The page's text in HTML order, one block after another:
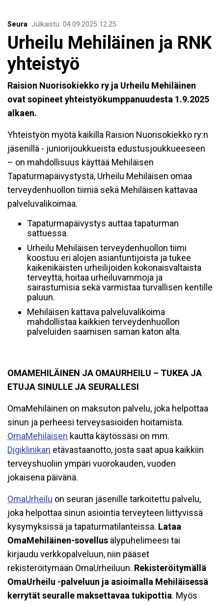
Seura Julkaistu: 04.09.2025 12.25
Urheilu Mehiläinen ja RNK
yhteistyö
Raision Nuorisokiekko ry ja Urheilu Mehiläinen
ovat sopineet yhteistyökumppanuudesta 1.9.2025
alkaen.
Yhteistyön myötä kaikilla Raision Nuorisokiekko ry:n
jäsenillä - juniorijoukkueista edustusjoukkueeseen
– on mahdollisuus käyttää Mehiläisen
Tapaturmapäivystystä, Urheilu Mehiläisen omaa
terveydenhuollon tiimiä sekä Mehiläisen kattavaa
palveluvalikoimaa.
Tapaturmapäivystys auttaa tapaturman
sattuessa.
Urheilu Mehiläisen terveydenhuollon tiimi
koostuu eri alojen asiantuntijoista ja tukee
kaikenikäisten urheilijoiden kokonaisvaltaista
terveyttä, hoitaa urheiluvammoja ja
sairastumisia sekä varmistaa turvallisen kentille
paluun.
Mehiläisen kattava palveluvalikoima
mahdollistaa kaikkien terveydenhuollon
palveluiden saamisen saman katon alta.
OMAMEHILÄINEN JA OMAURHEILU – TUKEA JA
ETUJA SINULLE JA SEURALLESI
OmaMehiläinen on maksuton palvelu, joka helpottaa
sinun ja perheesi terveysasioiden hoitamista.
OmaMehiläisen kautta käytössäsi on mm.
Digiklinikan etävastaanotto, josta saat apua kaikkiin
terveyshuoliin ympäri vuorokauden, vuoden
jokaisena päivänä.
OmaUrheilu on seuran jäsenille tarkoitettu palvelu,
joka helpottaa sinun asiointia terveyteen liittyvissä
kysymyksissä ja tapaturmatilanteissa. Lataa
OmaMehiläinen-sovellus älypuhelimeesi tai
kirjaudu verkkopalveluun, niin pääset
rekisteröitymään OmaUrheiluun. Rekisteröitymällä
OmaUrheilu -palveluun ja asioimalla Mehiläisessä
kerrytät seuralle maksettavaa tukipottia. Myös